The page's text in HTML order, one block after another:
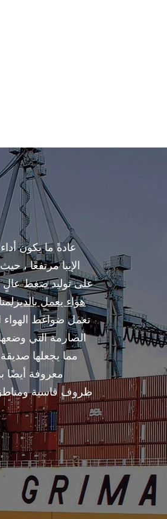
عادةً ما يكون
الإيبا مرتفعًا ،
على توليد ضغط عالٍ
هواء يعمل بالديزل
تعمل ضواغط الهواء
الصارمة التي وضعها
مما يجعلها
معروفة أيضًا
ظروف قاسية ومناطق